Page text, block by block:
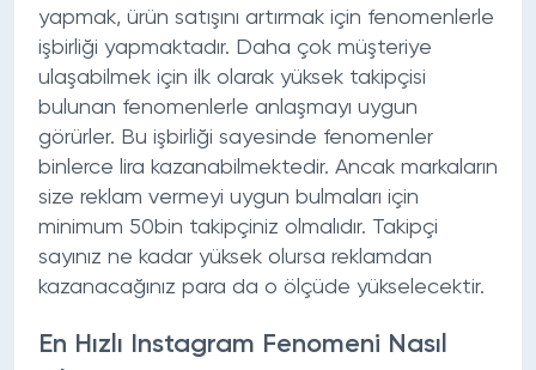
yapmak, ürün satışını artırmak için fenomenlerle
işbirliği yapmaktadır. Daha çok müşteriye
ulaşabilmek için ilk olarak yüksek takipçisi
bulunan fenomenlerle anlaşmayı uygun
görürler. Bu işbirliği sayesinde fenomenler
binlerce lira kazanabilmektedir. Ancak markaların
size reklam vermeyi uygun bulmaları için
minimum 50bin takipçiniz olmalıdır. Takipçi
sayınız ne kadar yüksek olursa reklamdan
kazanacağınız para da o ölçüde yükselecektir.
En Hızlı Instagram Fenomeni Nasıl